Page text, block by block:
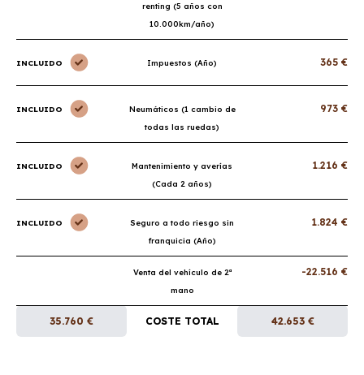
renting (5 años con
10.000km/año)
INCLUIDO Impuestos (Año) 365 €
INCLUIDO
Neumáticos (1 cambio de
todas las ruedas)
973 €
INCLUIDO
Mantenimiento y averías
(Cada 2 años)
1.216 €
INCLUIDO
Seguro a todo riesgo sin
franquicia (Año)
1.824 €
Venta del vehículo de 2ª
mano
-22.516 €
35.760 € COSTE TOTAL 42.653 €